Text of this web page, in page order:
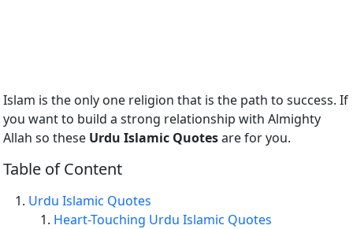
Islam is the only one religion that is the path to success. If
you want to build a strong relationship with Almighty
Allah so these Urdu Islamic Quotesare for you.
Table of Content
Urdu Islamic Quotes
Heart-Touching Urdu Islamic Quotes